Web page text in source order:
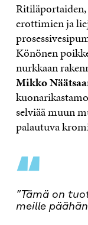
erottimien ja
Könönen
nurkkaan
Mikko
selviää muun
palautuva
“
”Tämä on
meille